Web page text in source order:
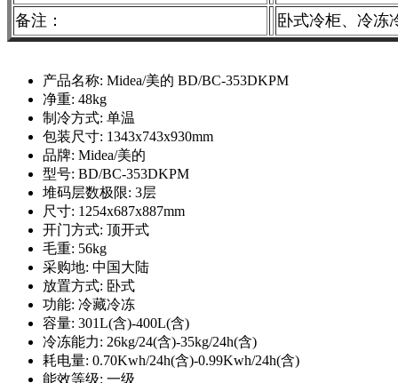
备注：
卧式冷柜、冷冻
产品名称: Midea/美的 BD/BC-353DKPM
净重: 48kg
制冷方式: 单温
包装尺寸: 1343x743x930mm
品牌: Midea/美的
型号: BD/BC-353DKPM
堆码层数极限: 3层
尺寸: 1254x687x887mm
开门方式: 顶开式
毛重: 56kg
采购地: 中国大陆
放置方式: 卧式
功能: 冷藏冷冻
容量: 301L(含)-400L(含)
冷冻能力: 26kg/24(含)-35kg/24h(含)
耗电量: 0.70Kwh/24h(含)-0.99Kwh/24h(含)
能效等级: 一级